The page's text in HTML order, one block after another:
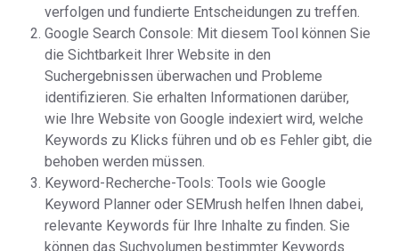
verfolgen und fundierte Entscheidungen zu treffen.
Google Search Console: Mit diesem Tool können Sie
die Sichtbarkeit Ihrer Website in den
Suchergebnissen überwachen und Probleme
identifizieren. Sie erhalten Informationen darüber,
wie Ihre Website von Google indexiert wird, welche
Keywords zu Klicks führen und ob es Fehler gibt, die
behoben werden müssen.
Keyword-Recherche-Tools: Tools wie Google
Keyword Planner oder SEMrush helfen Ihnen dabei,
relevante Keywords für Ihre Inhalte zu finden. Sie
können das Suchvolumen bestimmter Keywords